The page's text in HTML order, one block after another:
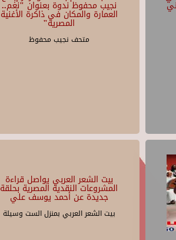
نجيب محفوظ ندوة بعنوان "نغم..
العمارة والمكان في ذاكرة الأغنية
المصرية"
متحف نجيب محفوظ
بيت الشعر العربي يواصل قراءة
المشروعات النقدية المصرية بحلقة
جديدة عن أحمد يوسف علي
بيت الشعر العربي بمنزل الست وسيلة